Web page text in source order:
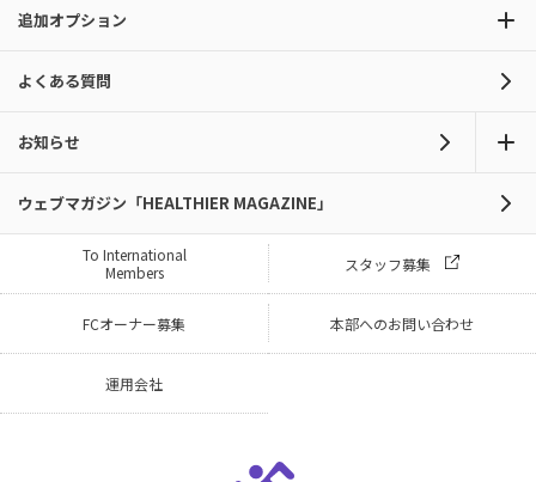
追加オプション
よくある質問
お知らせ
ウェブマガジン「HEALTHIER MAGAZINE」
To International
Members
スタッフ募集
FCオーナー募集 本部へのお問い合わせ
運用会社